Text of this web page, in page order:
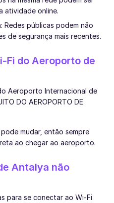
atividade online.
Redes públicas podem não
de segurança mais recentes.
Fi do Aeroporto de
Aeroporto Internacional de
DO AEROPORTO DE
mudar, então sempre
ao chegar ao aeroporto.
Antalya não
para se conectar ao Wi-Fi